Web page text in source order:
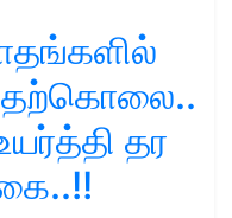
தற்கொலை..
தர